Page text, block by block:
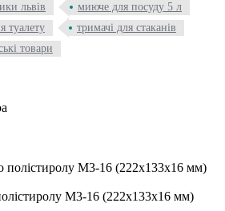
львів
миюче для посуду 5 л
туалету
тримачі для стаканів
товари
М3-16 (222х133х16 мм)